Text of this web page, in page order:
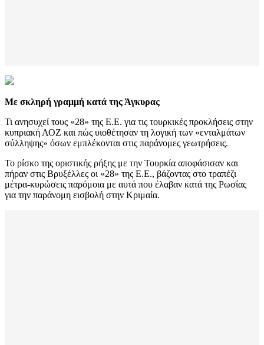
Με σκληρή γραμμή κατά της Άγκυρας
Τι ανησυχεί τους «28» της Ε.Ε. για τις τουρκικές προκλήσεις στην
κυπριακή ΑΟΖ και πώς υιοθέτησαν τη λογική των «ενταλμάτων
σύλληψης» όσων εμπλέκονται στις παράνομες γεωτρήσεις.
Το ρίσκο της οριστικής ρήξης με την Τουρκία αποφάσισαν και
πήραν στις Βρυξέλλες οι «28» της Ε.Ε., βάζοντας στο τραπέζι
μέτρα-κυρώσεις παρόμοια με αυτά που έλαβαν κατά της Ρωσίας
για την παράνομη εισβολή στην Κριμαία.